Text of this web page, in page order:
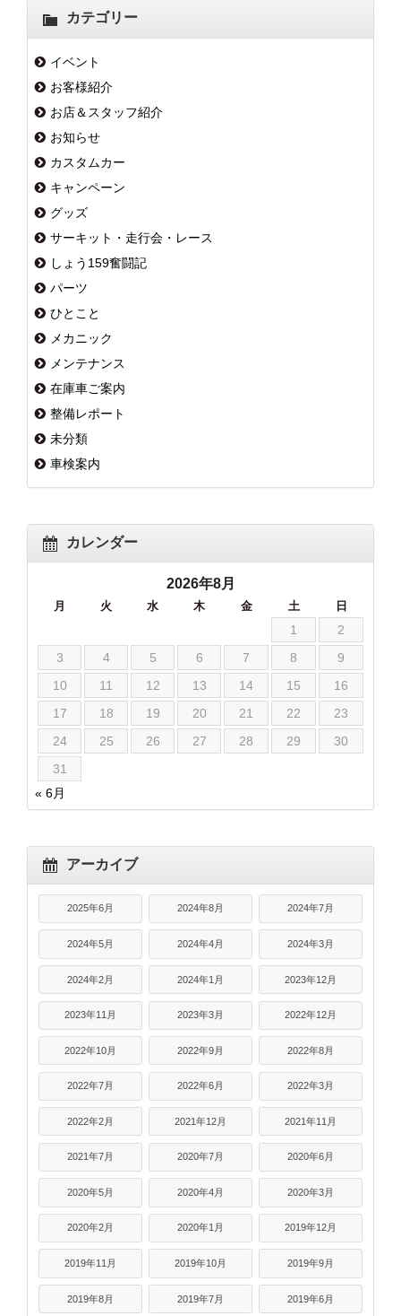
カテゴリー
イベント
お客様紹介
お店＆スタッフ紹介
お知らせ
カスタムカー
キャンペーン
グッズ
サーキット・走行会・レース
しょう159奮闘記
パーツ
ひとこと
メカニック
メンテナンス
在庫車ご案内
整備レポート
未分類
車検案内
カレンダー
2026年8月
月 火 水 木 金 土 日
1
2
3
4 5 6 7 8
9
10
11 12 13 14 15
16
17
18 19 20 21 22
23
24
25 26 27 28 29
30
31
« 6月
アーカイブ
2025年6月 2024年8月 2024年7月
2024年5月 2024年4月 2024年3月
2024年2月 2024年1月 2023年12月
2023年11月 2023年3月 2022年12月
2022年10月 2022年9月 2022年8月
2022年7月 2022年6月 2022年3月
2022年2月 2021年12月 2021年11月
2021年7月 2020年7月 2020年6月
2020年5月 2020年4月 2020年3月
2020年2月 2020年1月 2019年12月
2019年11月 2019年10月 2019年9月
2019年8月 2019年7月 2019年6月